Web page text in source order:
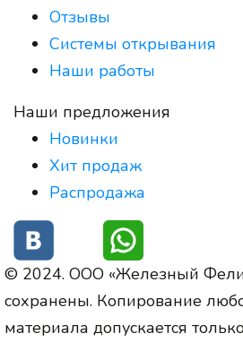
Отзывы
Системы открывания
Наши работы
Наши предложения
Новинки
Хит продаж
Распродажа
© 2024. ООО «Железный
сохранены. Копирование
материала допускается